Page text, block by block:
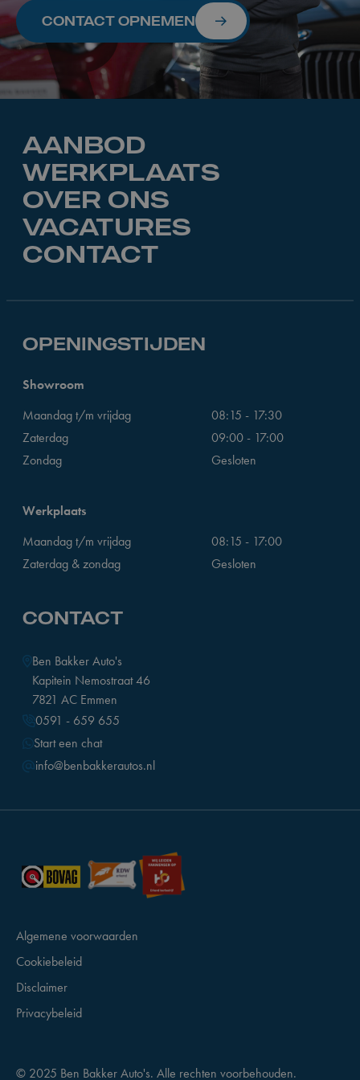
CONTACT OPNEMEN
AANBOD
WERKPLAATS
OVER ONS
VACATURES
CONTACT
OPENINGSTIJDEN
Showroom
Maandag t/m vrijdag
08:15 - 17:30
Zaterdag
09:00 - 17:00
Zondag
Gesloten
Werkplaats
Maandag t/m vrijdag
08:15 - 17:00
Zaterdag & zondag
Gesloten
CONTACT
Ben Bakker Auto's
Kapitein Nemostraat 46
7821 AC Emmen
0591 - 659 655
Start een chat
info@benbakkerautos.nl
Algemene voorwaarden
Cookiebeleid
Disclaimer
Privacybeleid
© 2025 Ben Bakker Auto's. Alle rechten voorbehouden.